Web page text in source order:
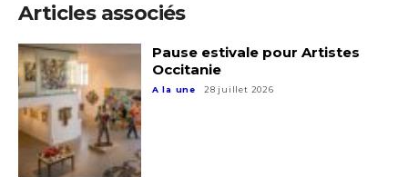
Articles associés
Pause estivale pour Artistes
Occitanie
A la une 28 juillet 2026